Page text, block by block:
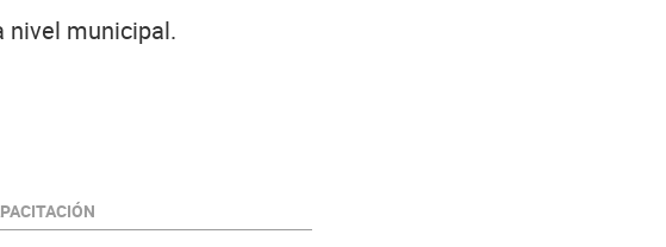
nivel municipal.